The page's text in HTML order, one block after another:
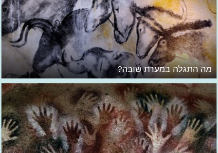
מה התגלה במערת שובה?